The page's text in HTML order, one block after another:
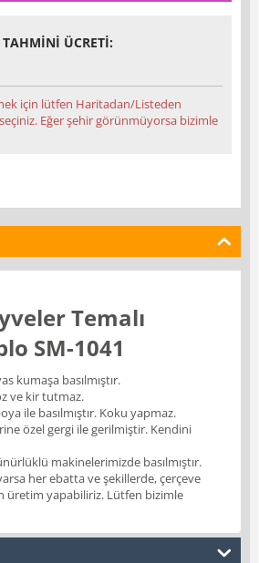
TAHMINI ÜCRETI:
için lütfen Haritadan/Listeden
Eğer şehir görünmüyorsa bizimle
Temalı
SM-1041
kumaşa basılmıştır.
ve kir tutmaz.
ile basılmıştır. Koku yapmaz.
özel gergi ile gerilmiştir. Kendini
makinelerimizde basılmıştır.
her ebatta ve şekillerde, çerçeve
üretim yapabiliriz. Lütfen bizimle